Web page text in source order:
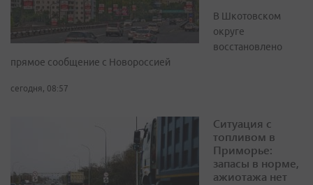
В Шкотовском
округе
восстановлено
прямое сообщение с Новороссией
сегодня, 08:57
Ситуация с
топливом в
Приморье:
запасы в норме,
ажиотажа нет